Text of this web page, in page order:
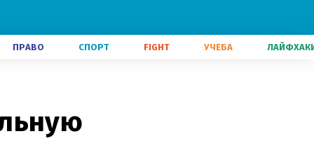
ПРАВО СПОРТ FIGHT УЧЕБА